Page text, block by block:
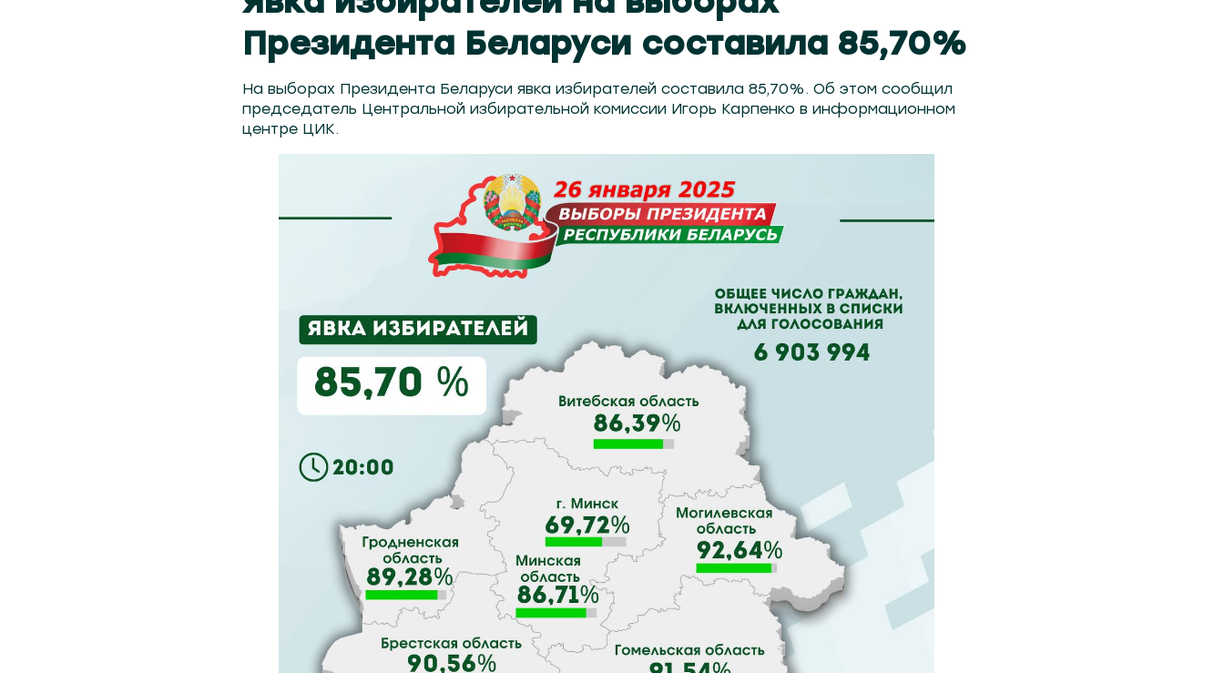
Президента Беларуси составила 85,70%
На выборах Президента Беларуси явка избирателей составила 85,70%. Об этом сообщил
председатель Центральной избирательной комиссии Игорь Карпенко в информационном
центре ЦИК.